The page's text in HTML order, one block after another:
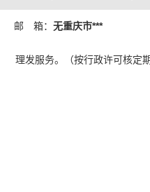
邮 箱： 无重庆市***
理发服务。（按行政许可核定